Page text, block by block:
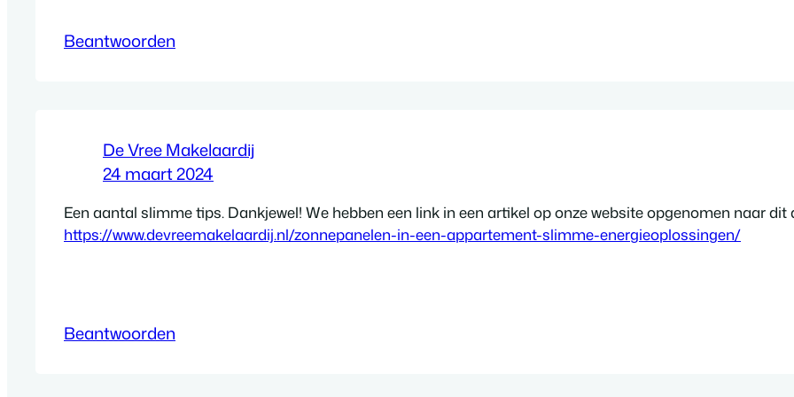
Beantwoorden
De Vree Makelaardij
24 maart 2024
Een aantal slimme tips. Dankjewel! We hebben een link in een artikel op onze website opgenomen naar dit
https://www.devreemakelaardij.nl/zonnepanelen-in-een-appartement-slimme-energieoplossingen/
Beantwoorden